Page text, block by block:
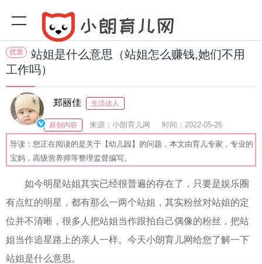
优质
站姐是什么意思（站姐怎么赚钱,她们不用
工作吗）
郑丽佳 生活达人
原创内容 来源：小朗育儿网 时间：2022-05-26
10:42:56 阅读( 收藏：47 分享：65 爆
导读：您正在阅读的是关于【幼儿园】的问题，本文由育儿专家，专业的
宝妈，高级营养师等整理监督编写。
如今明星站姐其实已经很普遍的存在了，只要是娱乐圈
有点红的明星，都有那么一两个站姐，其实粉丝对站姐的定
位并不清晰，很多人把站姐当作跟拍自己偶像的粉丝，把站
姐当作追星路上的亲人一样。今天小朗育儿网给您了解一下
站姐是什么意思。